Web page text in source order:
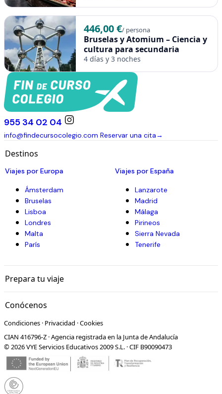
446,00 €/ persona
Bruselas y Atomium – Ciencia y
cultura para secundaria
4 días y 3 noches
955 34 02 04
info@findecursocolegio.com Reservar una cita→
Destinos
Viajes por Europa
Ámsterdam
Bruselas
Lisboa
Londres
Malta
París
Viajes por España
Lanzarote
Madrid
Málaga
Pirineos
Sierra Nevada
Tenerife
Prepara tu viaje
Conócenos
Condiciones · Privacidad ·Cookies
CIAN 416796-Z · Agencia registrada en la Junta de Andalucía
© 2026 VYE Servicios Educativos 2009 S.L. · CIF B90090473